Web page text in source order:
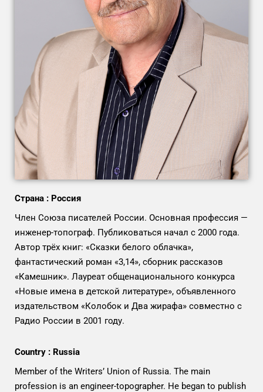
Страна : Россия
Член Союза писателей России. Основная профессия —
инженер-топограф. Публиковаться начал с 2000 года.
Автор трёх книг: «Сказки белого облачка»,
фантастический роман «3,14», сборник рассказов
«Камешник». Лауреат общенационального конкурса
«Новые имена в детской литературе», объявленного
издательством «Колобок и Два жирафа» совместно с
Радио России в 2001 году.
Country : Russia
Member of the Writers’ Union of Russia. The main
profession is an engineer-topographer. He began to publish